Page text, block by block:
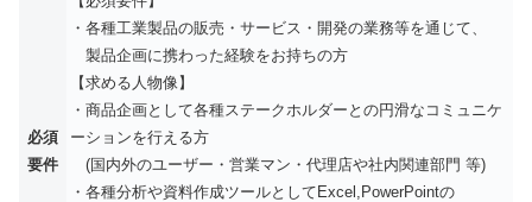
必須
要件
・各種工業製品の販売・サービス・開発の業務等を通じて、
製品企画に携わった経験をお持ちの方
【求める人物像】
・商品企画として各種ステークホルダーとの円滑なコミュニケ
ーションを行える方
(国内外のユーザー・営業マン・代理店や社内関連部門 等)
・各種分析や資料作成ツールとしてExcel,PowerPointの